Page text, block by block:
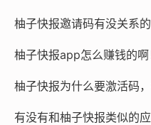
柚子快报邀请码有没关系
柚子快报为什么要激活码
有没有和柚子快报类似的